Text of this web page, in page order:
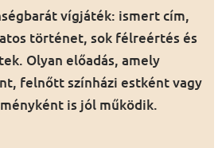
vígjáték: ismert cím,
történet, sok félreértés és
Olyan előadás, amely
felnőtt színházi estként vagy
is jól működik.